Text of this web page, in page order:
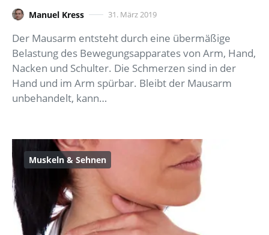
Manuel Kress 31. März 2019
Der Mausarm entsteht durch eine übermäßige
Belastung des Bewegungsapparates von Arm, Hand,
Nacken und Schulter. Die Schmerzen sind in der
Hand und im Arm spürbar. Bleibt der Mausarm
unbehandelt, kann…
Muskeln & Sehnen